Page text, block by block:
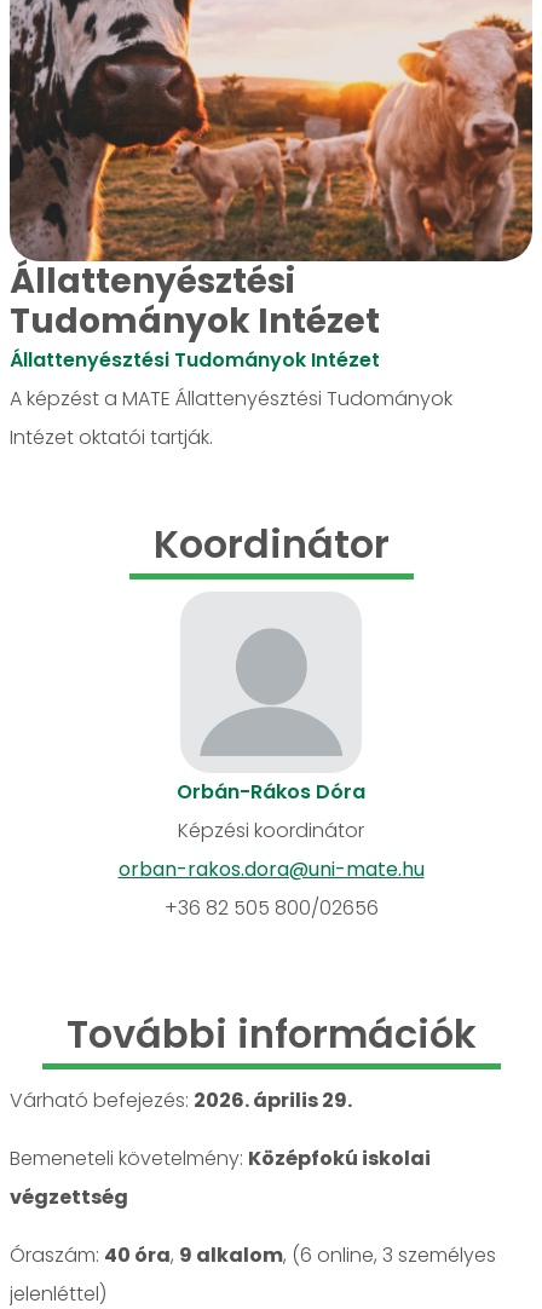
Állattenyésztési
Tudományok Intézet
Állattenyésztési Tudományok Intézet
A képzést a MATE Állattenyésztési Tudományok
Intézet oktatói tartják.
Koordinátor
Orbán-Rákos Dóra
Képzési koordinátor
orban-rakos.dora@uni-mate.hu
+36 82 505 800/02656
További információk
Várható befejezés: 2026. április 29.
Bemeneteli követelmény: Középfokú iskolai
végzettség
Óraszám: 40 óra, 9 alkalom, (6 online, 3 személyes
jelenléttel)